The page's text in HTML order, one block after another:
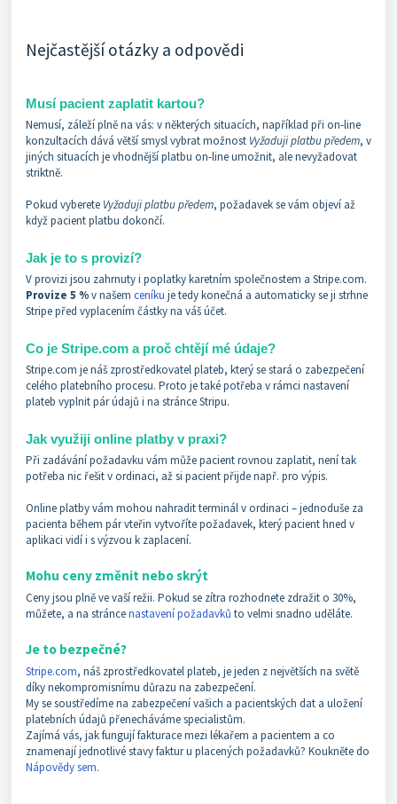
Nejčastější otázky a odpovědi
Musí pacient zaplatit kartou?
Nemusí, záleží plně na vás: v některých situacích, například při on-line
konzultacích dává větší smysl vybrat možnost Vyžaduji platbu předem, v
jiných situacích je vhodnější platbu on-line umožnit, ale nevyžadovat
striktně.
Pokud vyberete Vyžaduji platbu předem, požadavek se vám objeví až
když pacient platbu dokončí.
Jak je to s provizí?
V provizi jsou zahrnuty i poplatky karetním společnostem a Stripe.com.
Provize 5 %v našem ceníku je tedy konečná a automaticky se ji strhne
Stripe před vyplacením částky na váš účet.
Co je Stripe.com a proč chtějí mé údaje?
Stripe.com je náš zprostředkovatel plateb, který se stará o zabezpečení
celého platebního procesu. Proto je také potřeba v rámci nastavení
plateb vyplnit pár údajů i na stránce Stripu.
Jak využiji online platby v praxi?
Při zadávání požadavku vám může pacient rovnou zaplatit, není tak
potřeba nic řešit v ordinaci, až si pacient přijde např. pro výpis.
Online platby vám mohou nahradit terminál v ordinaci – jednoduše za
pacienta během pár vteřin vytvoříte požadavek, který pacient hned v
aplikaci vidí i s výzvou k zaplacení.
Mohu ceny změnit nebo skrýt
Ceny jsou plně ve vaší režii. Pokud se zítra rozhodnete zdražit o 30%,
můžete, a na stráncenastavení požadavků to velmi snadno uděláte.
Je to bezpečné?
Stripe.com, náš zprostředkovatel plateb, je jeden z největších na světě
díky nekompromisnímu důrazu na zabezpečení.
My se soustředíme na zabezpečení vašich a pacientských dat a uložení
platebních údajů přenecháváme specialistům.
Zajímá vás, jak fungují fakturace mezi lékařem a pacientem a co
znamenají jednotlivé stavy faktur u placených požadavků? Koukněte do
Nápovědy sem.